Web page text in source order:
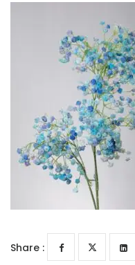
Share :